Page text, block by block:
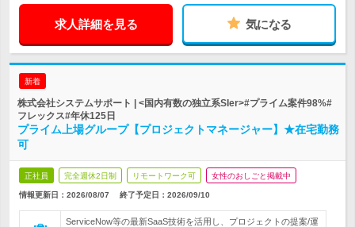
求人詳細を見る 気になる
新着
株式会社システムサポート | <国内有数の独立系SIer>#プライム案件98%#
フレックス#年休125日
プライム上場グループ【プロジェクトマネージャー】★在宅勤務
可
正社員 完全週休2日制 リモートワーク可 女性のおしごと掲載中
情報更新日：2026/08/07 終了予定日： 2026/09/10
ServiceNow等の最新SaaS技術を活用し、プロジェクトの提案/運